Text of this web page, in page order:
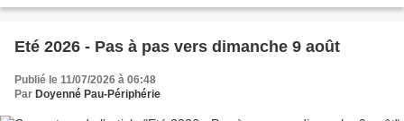
Eté 2026 - Pas à pas vers dimanche 9 août
Publié le 11/07/2026 à 06:48
Par Doyenné Pau-Périphérie